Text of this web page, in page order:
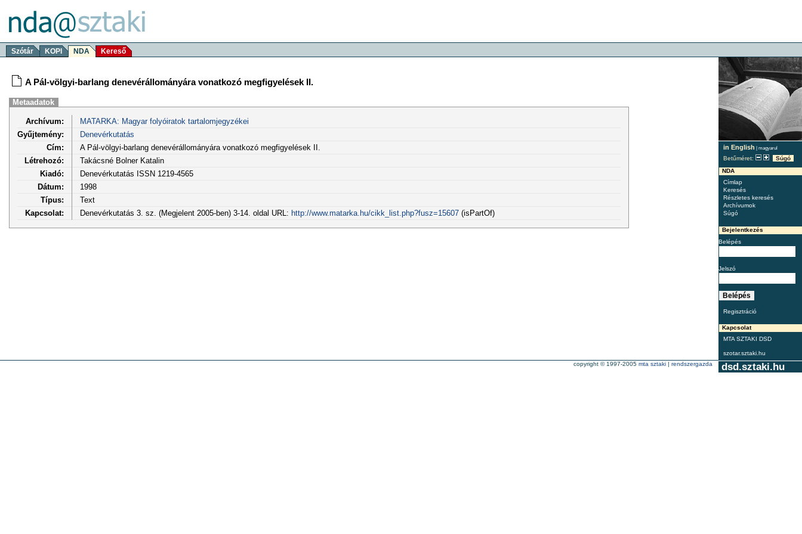
Szótár KOPI NDA Kereső
in English | magyarul
Betűméret:
Súgó
NDA
Címlap
Keresés
Részletes keresés
Archívumok
Súgó
Bejelentkezés
Belépés
Jelszó
Regisztráció
Kapcsolat
MTA SZTAKI DSD
szotar.sztaki.hu
A Pál-völgyi-barlang denevérállományára vonatkozó megfigyelések II.
Metaadatok
Archívum:
MATARKA: Magyar folyóiratok tartalomjegyzékei
Gyűjtemény:
Denevérkutatás
Cím:
A Pál-völgyi-barlang denevérállományára vonatkozó megfigyelések II.
Létrehozó:
Takácsné Bolner Katalin
Kiadó:
Denevérkutatás ISSN 1219-4565
Dátum:
1998
Típus:
Text
Kapcsolat:
Denevérkutatás 3. sz. (Megjelent 2005-ben) 3-14. oldal URL: http://www.matarka.hu/cikk_list.php?fusz=15607(isPartOf)
dsd.sztaki.hu
copyright © 1997-2005 mta sztaki | rendszergazda